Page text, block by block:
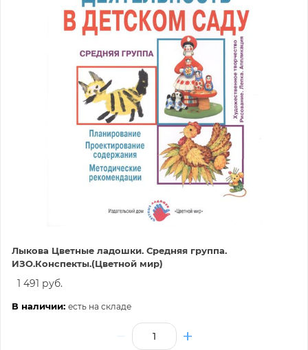
Лыкова Цветные ладошки. Средняя группа.
ИЗО.Конспекты.(Цветной мир)
1 491 руб.
В наличии: есть на складе